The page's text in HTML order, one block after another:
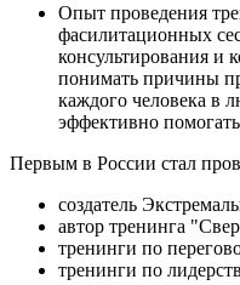
Опыт проведения
фасилитационных
консультирования и
понимать причины
каждого человека в
эффективно
Первым в России стал
создатель
автор тренинга
тренинги по
тренинги по